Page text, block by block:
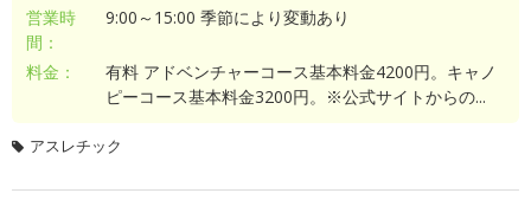
営業時
間：
9:00～15:00 季節により変動あり
料金：
有料 アドベンチャーコース基本料金4200円。キャノ
ピーコース基本料金3200円。※公式サイトからの...
アスレチック